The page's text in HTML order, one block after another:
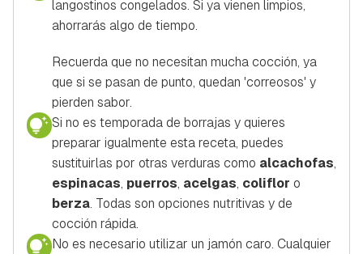
langostinos congelados. Si ya vienen limpios,
ahorrarás algo de tiempo.
Recuerda que no necesitan mucha cocción, ya
que si se pasan de punto, quedan 'correosos' y
pierden sabor.
Si no es temporada de borrajas y quieres
preparar igualmente esta receta, puedes
sustituirlas por otras verduras como alcachofas,
espinacas, puerros, acelgas, coliflor o
berza. Todas son opciones nutritivas y de
cocción rápida.
No es necesario utilizar un jamón caro. Cualquier